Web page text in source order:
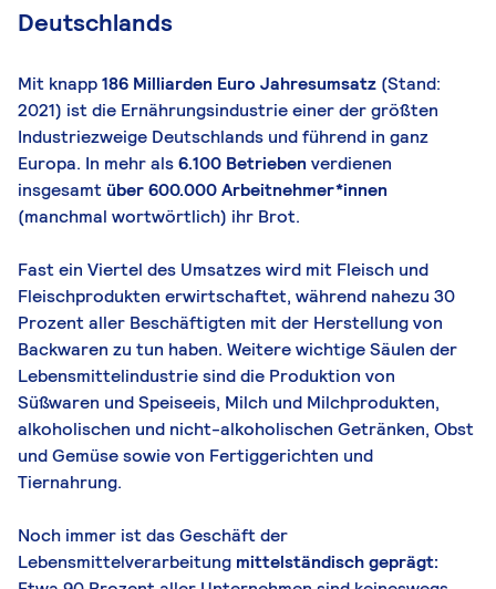
Deutschlands
Mit knapp186 Milliarden Euro Jahresumsatz (Stand:
2021) ist die Ernährungsindustrie einer der größten
Industriezweige Deutschlands und führend in ganz
Europa. In mehr als6.100 Betriebenverdienen
insgesamt über 600.000 Arbeitnehmer*innen
(manchmal wortwörtlich) ihr Brot.
Fast ein Viertel des Umsatzes wird mit Fleisch und
Fleischprodukten erwirtschaftet, während nahezu 30
Prozent aller Beschäftigten mit der Herstellung von
Backwaren zu tun haben. Weitere wichtige Säulen der
Lebensmittelindustrie sind die Produktion von
Süßwaren und Speiseeis, Milch und Milchprodukten,
alkoholischen und nicht-alkoholischen Getränken, Obst
und Gemüse sowie von Fertiggerichten und
Tiernahrung.
Noch immer ist das Geschäft der
Lebensmittelverarbeitung mittelständisch geprägt: